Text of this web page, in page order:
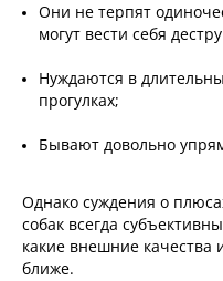
Они не терпят
могут вести себя
Нуждаются в
прогулках;
Бывают довольно
Однако суждения о
собак всегда
какие внешние качества
ближе.